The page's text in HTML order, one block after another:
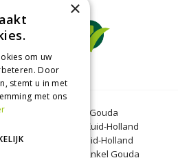
Tuinmeubelen Gouda
Graszoden Zuid-Holland
Tuincentrum Zuid-Holland
Dierenwinkel Gouda
×
om uw
Door
stemt u in met
met ons